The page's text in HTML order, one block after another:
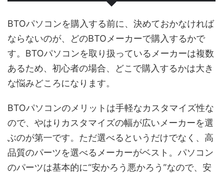
BTOパソコンを購入する前に、決めておかなければ
ならないのが、どのBTOメーカーで購入するかで
す。BTOパソコンを取り扱っているメーカーは複数
あるため、初心者の場合、どこで購入するかは大き
な悩みどころになります。
BTOパソコンのメリットは手軽なカスタマイズ性な
ので、やはりカスタマイズの幅が広いメーカーを選
ぶのが第一です。ただ選べるというだけでなく、高
品質のパーツを選べるメーカーがベスト。パソコン
のパーツは基本的に“安かろう悪かろう”なので、安